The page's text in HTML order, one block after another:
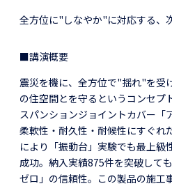
全方位に"しなやか"に対応する、
■講演概要
震災を機に、全方位で"揺れ"を受
の住空間とを守るというコンセプ
スパンションジョイントカバー「
柔軟性・耐久性・耐候性にすぐれ
により「振動台」実験でも最上級
成功。納入実績875件を突破して
ゼロ」の信頼性。この製品の施工